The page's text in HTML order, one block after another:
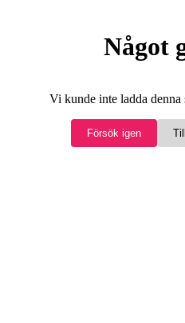
Något
Vi kunde inte ladda denna
Försök igen